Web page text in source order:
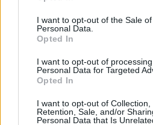
I want to opt-out of the Sale
Personal Data.
Opted In
I want to opt-out of
Personal Data for Targeted
Opted In
I want to opt-out of Collection,
Retention, Sale, and/or
Personal Data that Is
geoefend, er werd nagedacht over
specialisten bij en er werd
strafschoppen. Toch bleek dat geen
De serie tegen Costa Rica in 2014
kan helpen. De wissel van Cillessen
meesterzet. Maar de halve finale